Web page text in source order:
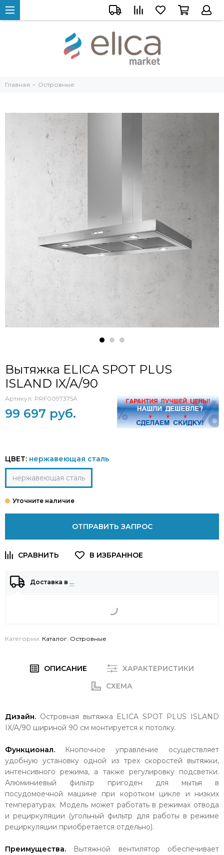
Главная Островные
Вытяжка ELICA SPOT PLUS
ISLAND IX/A/90
Артикул: PRF0097375A
99 697 руб.
ЦВЕТ: нержавеющая сталь
нержавеющая сталь
ОТПРАВИТЬ ЗАПРОС
Доставка в …
Категории: Каталог, Островные
ОПИСАНИЕ
ХАРАКТЕРИСТИКИ
СХЕМА
Дизайн. Островная вытяжка ELICA SPOT PLUS ISLAND
IX/A/90 шириной 90 см монтируется к потолку.
Функционал. Кнопочное управление осуществляет
удобную установку одной из трех скоростей вытяжки,
интенсивного режима, а также регулировку подсветки.
Алюминиевый фильтр пригоден для мытья в
посудомоечной машине при коротком цикле и низких
температурах. Модель может работать в режимах отвода
и рециркуляции (угольный фильтр для работы в режиме
рециркуляции приобретается отдельно).
Преимущества. Вытяжной вентилятор обеспечивает